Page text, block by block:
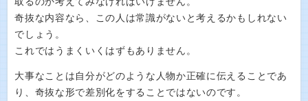
奇抜な内容なら、この人は常識がないと考えるかもしれない
でしょう。
これではうまくいくはずもありません。
大事なことは自分がどのような人物か正確に伝えることであ
り、奇抜な形で差別化をすることではないのです。